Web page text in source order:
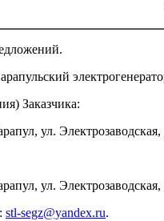
Заказчика:
ул. Электрозаводская,
ул. Электрозаводская,
stl-segz@yandex.ru.